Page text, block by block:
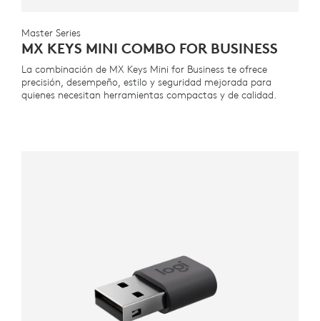
Master Series
MX KEYS MINI COMBO FOR BUSINESS
La combinación de MX Keys Mini for Business te ofrece
precisión, desempeño, estilo y seguridad mejorada para
quienes necesitan herramientas compactas y de calidad.